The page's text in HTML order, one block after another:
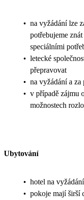
• na vyžádání lze
potřebujeme
speciálními
• letecké
přepravovat
• na vyžádání a
• v případě zájmu
možnostech
Ubytování
• hotel na
• pokoje mají širší